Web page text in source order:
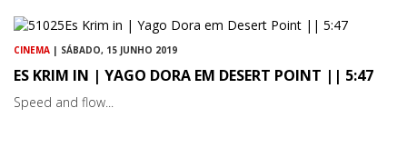
CINEMA | SÁBADO, 15 JUNHO 2019
ES KRIM IN | YAGO DORA EM DESERT POINT || 5:47
Speed and flow...